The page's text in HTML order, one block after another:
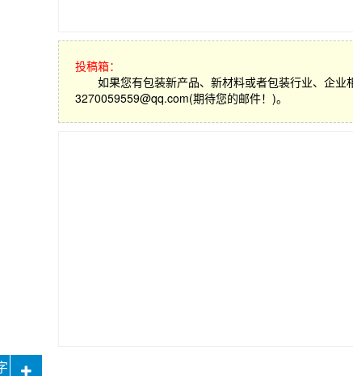
投稿箱：
如果您有包装新产品、新材料或者包装行业、企业
3270059559@qq.com(期待您的邮件！)。